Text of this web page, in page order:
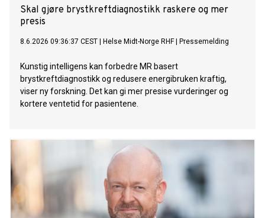
Skal gjøre brystkreftdiagnostikk raskere og mer
presis
8.6.2026 09:36:37 CEST Helse Midt-Norge RHF| Pressemelding
Kunstig intelligens kan forbedre MR basert
brystkreftdiagnostikk og redusere energibruken kraftig,
viser ny forskning. Det kan gi mer presise vurderinger og
kortere ventetid for pasientene.